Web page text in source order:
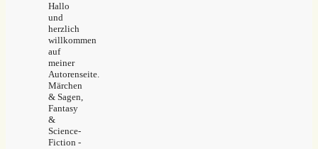
Hallo
und
herzlich
willkommen
auf
meiner
Autorenseite.
Märchen
& Sagen,
Fantasy
&
Science-
Fiction -